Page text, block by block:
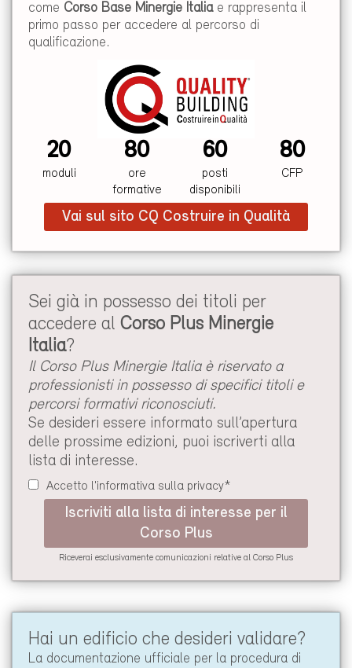
come Corso Base Minergie Italia e rappresenta il
primo passo per accedere al percorso di
qualificazione.
20
moduli
80
ore
formative
60
posti
disponibili
80
CFP
Vai sul sito CQ Costruire in Qualità
Sei già in possesso dei titoli per
accedere al Corso Plus Minergie
Italia?
Il Corso Plus Minergie Italia è riservato a
professionisti in possesso di specifici titoli e
percorsi formativi riconosciuti.
Se desideri essere informato sull’apertura
delle prossime edizioni, puoi iscriverti alla
lista di interesse.
Accetto l'informativa sulla privacy*
Iscriviti alla lista di interesse per il
Corso Plus
Riceverai esclusivamente comunicazioni relative al Corso Plus
Hai un edificio che desideri validare?
La documentazione ufficiale per la procedura di